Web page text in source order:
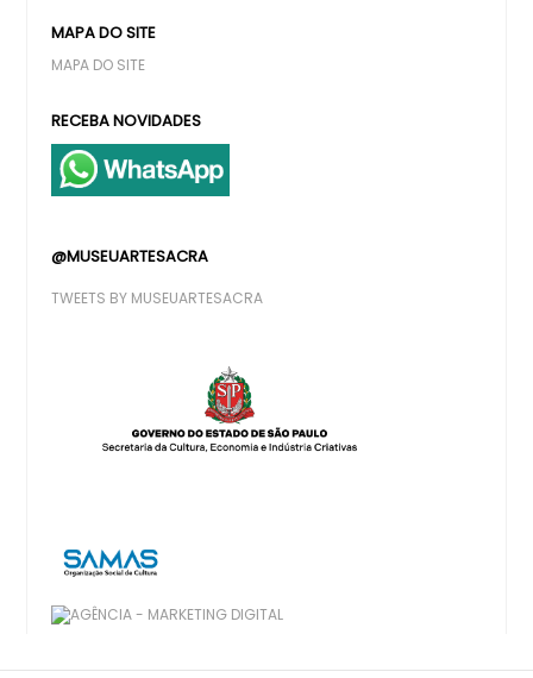
MAPA DO SITE
MAPA DO SITE
RECEBA NOVIDADES
@MUSEUARTESACRA
TWEETS BY MUSEUARTESACRA